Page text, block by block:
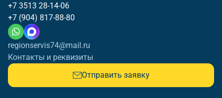
+7 3513 28-14-06
+7 (904) 817-88-80
regionservis74@mail.ru
Контакты и реквизиты
Отправить заявку